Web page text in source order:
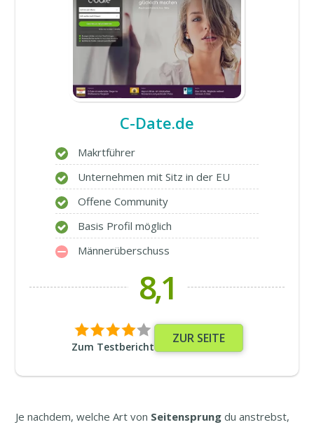
C-Date.de
Makrtführer
Unternehmen mit Sitz in der EU
Offene Community
Basis Profil möglich
Männerüberschuss
8,1
Zum Testbericht
ZUR SEITE
Je nachdem, welche Art von Seitensprung du anstrebst,